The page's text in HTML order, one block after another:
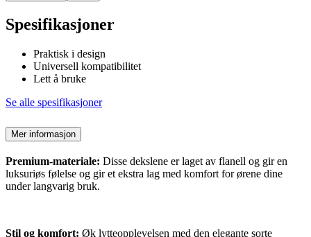
Spesifikasjoner
Praktisk i design
Universell kompatibilitet
Lett å bruke
Se alle spesifikasjoner
Mer informasjon
Premium-materiale: Disse dekslene er laget av flanell og gir en
luksuriøs følelse og gir et ekstra lag med komfort for ørene dine
under langvarig bruk.
Stil og komfort: Øk lytteopplevelsen med den elegante sorte